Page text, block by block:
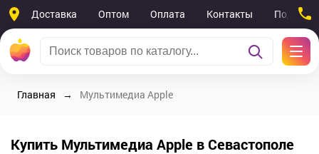
Доставка Оптом Оплата Контакты
Главная Мультимедиа Apple
Купить Мультимедиа Apple в Севастополе